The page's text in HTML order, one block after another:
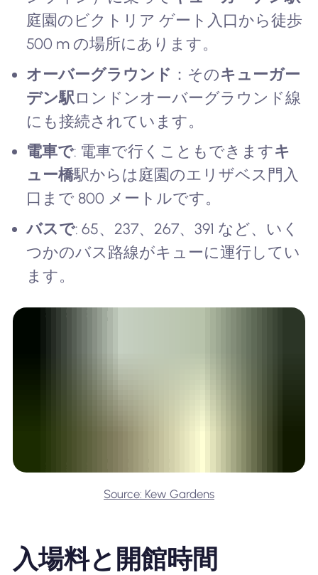
庭園のビクトリア ゲート入口から徒歩
500 m の場所にあります。
オーバーグラウンド ：そのキューガー
デン駅 ロンドンオーバーグラウンド線
にも接続されています。
電車で: 電車で行くこともできますキ
ュー橋駅からは庭園のエリザベス門入
口まで 800 メートルです。
バスで: 65、237、267、391 など、いく
つかのバス路線がキューに運行してい
ます。
Source: Kew Gardens
入場料と開館時間